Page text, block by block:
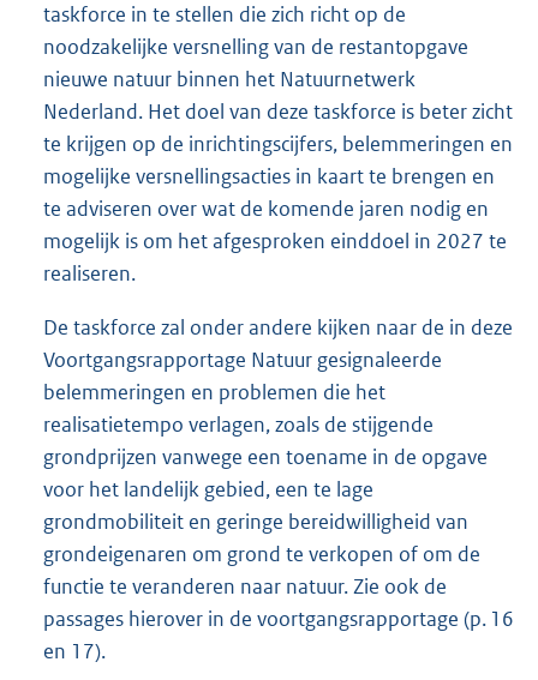
taskforce in te stellen die zich richt op de
noodzakelijke versnelling van de restantopgave
nieuwe natuur binnen het Natuurnetwerk
Nederland. Het doel van deze taskforce is beter zicht
te krijgen op de inrichtingscijfers, belemmeringen en
mogelijke versnellingsacties in kaart te brengen en
te adviseren over wat de komende jaren nodig en
mogelijk is om het afgesproken einddoel in 2027 te
realiseren.
De taskforce zal onder andere kijken naar de in deze
Voortgangsrapportage Natuur gesignaleerde
belemmeringen en problemen die het
realisatietempo verlagen, zoals de stijgende
grondprijzen vanwege een toename in de opgave
voor het landelijk gebied, een te lage
grondmobiliteit en geringe bereidwilligheid van
grondeigenaren om grond te verkopen of om de
functie te veranderen naar natuur. Zie ook de
passages hierover in de voortgangsrapportage (p. 16
en 17).